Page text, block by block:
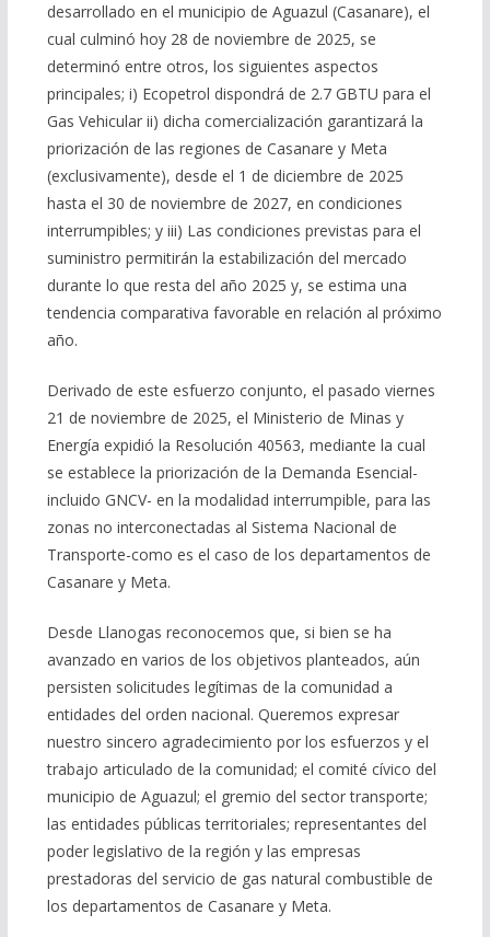
desarrollado en el municipio de Aguazul (Casanare), el
cual culminó hoy 28 de noviembre de 2025, se
determinó entre otros, los siguientes aspectos
principales; i) Ecopetrol dispondrá de 2.7 GBTU para el
Gas Vehicular ii) dicha comercialización garantizará la
priorización de las regiones de Casanare y Meta
(exclusivamente), desde el 1 de diciembre de 2025
hasta el 30 de noviembre de 2027, en condiciones
interrumpibles; y iii) Las condiciones previstas para el
suministro permitirán la estabilización del mercado
durante lo que resta del año 2025 y, se estima una
tendencia comparativa favorable en relación al próximo
año.
Derivado de este esfuerzo conjunto, el pasado viernes
21 de noviembre de 2025, el Ministerio de Minas y
Energía expidió la Resolución 40563, mediante la cual
se establece la priorización de la Demanda Esencial-
incluido GNCV- en la modalidad interrumpible, para las
zonas no interconectadas al Sistema Nacional de
Transporte-como es el caso de los departamentos de
Casanare y Meta.
Desde Llanogas reconocemos que, si bien se ha
avanzado en varios de los objetivos planteados, aún
persisten solicitudes legítimas de la comunidad a
entidades del orden nacional. Queremos expresar
nuestro sincero agradecimiento por los esfuerzos y el
trabajo articulado de la comunidad; el comité cívico del
municipio de Aguazul; el gremio del sector transporte;
las entidades públicas territoriales; representantes del
poder legislativo de la región y las empresas
prestadoras del servicio de gas natural combustible de
los departamentos de Casanare y Meta.